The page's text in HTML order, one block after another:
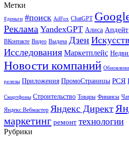
Метки
#деньги #поиск AdFox ChatGPT
Реклама YandexGPT Алиса Апдейт
ВКонтакте Видео Выдача Дзен
Исследования Маркетплейс
Новости компаний
релизы Приложения ПромоСтраницы РСЯ
Смартфоны Строительство Товары Финансы
Яндекс.Вебмастер Яндекс Директ
маркетинг ремонт технологии
Рубрики